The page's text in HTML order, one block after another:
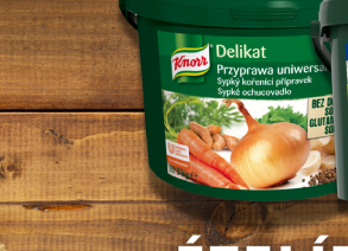
Citrompótló
tabletta 100
szemes 25gr-
os
Cikkszám:
340000121287